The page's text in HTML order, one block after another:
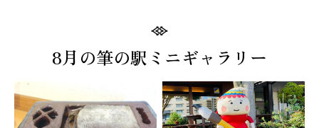
8月の筆の駅ミニギャラリー